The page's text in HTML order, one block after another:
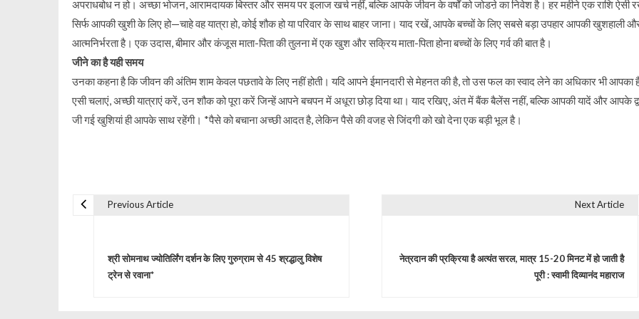
अपराधबोध न हो। अच्छा भोजन, आरामदायक बिस्तर और समय पर इलाज खर्च नहीं, बल्कि आपके जीवन के वर्षों को जोडऩे का निवेश है। हर महीने एक राशि ऐसी
सिर्फ आपकी खुशी के लिए हो—चाहे वह यात्रा हो, कोई शौक हो या परिवार के साथ बाहर जाना। याद रखें, आपके बच्चों के लिए सबसे बड़ा उपहार आपकी खुशहाली
आत्मनिर्भरता है। एक उदास, बीमार और कंजूस माता-पिता की तुलना में एक खुश और सक्रिय माता-पिता होना बच्चों के लिए गर्व की बात है।
जीने का है यही समय
उनका कहना है कि जीवन की अंतिम शाम केवल पछतावे के लिए नहीं होती। यदि आपने ईमानदारी से मेहनत की है, तो उस फल का स्वाद लेने का अधिकार भी आपका
एसी चलाएं, अच्छी यात्राएं करें, उन शौक को पूरा करें जिन्हें आपने बचपन में अधूरा छोड़ दिया था। याद रखिए, अंत में बैंक बैलेंस नहीं, बल्कि आपकी यादें और आपके
जी गई खुशियां ही आपके साथ रहेंगी। *पैसे को बचाना अच्छी आदत है, लेकिन पैसे की वजह से जिंदगी को खो देना एक बड़ी भूल है।
Previous Article
श्री सोमनाथ ज्योतिर्लिंग दर्शन के लिए गुरुग्राम से 45 श्रद्धालु विशेष
ट्रेन से रवाना*
Next Article
नेत्रदान की प्रक्रिया है अत्यंत सरल, मात्र 15-20 मिनट में हो जाती है
पूरी : स्वामी दिव्यानंद महाराज